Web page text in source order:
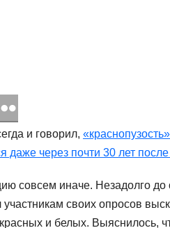
и говорил,
даже через почти 30 лет
совсем иначе. Незадолго до
своих опросов
и белых. Выяснилось,